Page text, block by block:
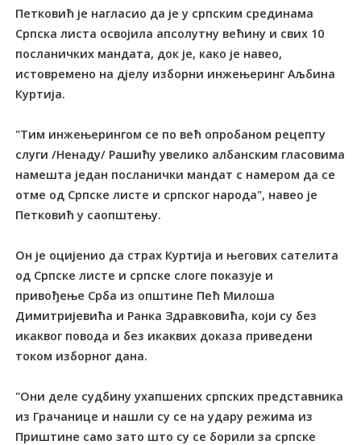
Петковић је нагласио да је у српским срединама
Српска листа освојила апсолутну већину и свих 10
посланичких мандата, док је, како је навео,
истовремено на дјелу изборни инжењеринг Аљбина
Куртија.
"Тим инжењерингом се по већ опробаном рецепту
слуги /Ненаду/ Рашићу увелико албанским гласовима
намешта један посланички мандат с намером да се
отме од Српске листе и српског народа", навео је
Петковић у саопштењу.
Он је оцијенио да страх Куртија и његових сателита
од Српске листе и српске слоге показује и
привођење Срба из општине Пећ Милоша
Димитријевића и Ранка Здравковића, који су без
икаквог повода и без икаквих доказа приведени
током изборног дана.
"Они деле судбину ухапшених српских представника
из Грачанице и нашли су се на удару режима из
Приштине само зато што су се борили за српске